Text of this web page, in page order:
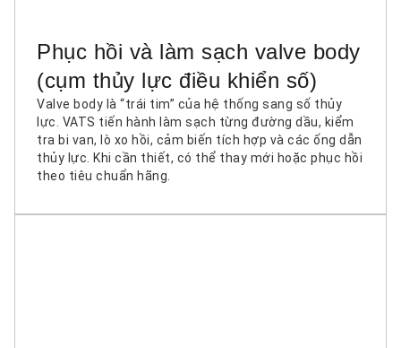
Phục hồi và làm sạch valve body
(cụm thủy lực điều khiển số)
Valve body là “trái tim” của hệ thống sang số thủy
lực. VATS tiến hành làm sạch từng đường dầu, kiểm
tra bi van, lò xo hồi, cảm biến tích hợp và các ống dẫn
thủy lực. Khi cần thiết, có thể thay mới hoặc phục hồi
theo tiêu chuẩn hãng.